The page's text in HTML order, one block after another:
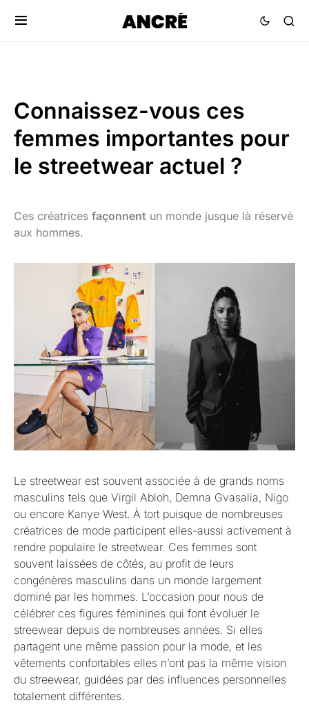
Connaissez-vous ces
femmes importantes pour
le streetwear actuel ?
Ces créatrices façonnent un monde jusque là réservé
aux hommes.
Le streetwear est souvent associée à de grands noms
masculins tels que Virgil Abloh, Demna Gvasalia, Nigo
ou encore Kanye West. À tort puisque de nombreuses
créatrices de mode participent elles-aussi activement à
rendre populaire le streetwear. Ces femmes sont
souvent laissées de côtés, au profit de leurs
congénères masculins dans un monde largement
dominé par les hommes. L’occasion pour nous de
célébrer ces figures féminines qui font évoluer le
streewear depuis de nombreuses années. Si elles
partagent une même passion pour la mode, et les
vêtements confortables elles n’ont pas la même vision
du streewear, guidées par des influences personnelles
totalement différentes.